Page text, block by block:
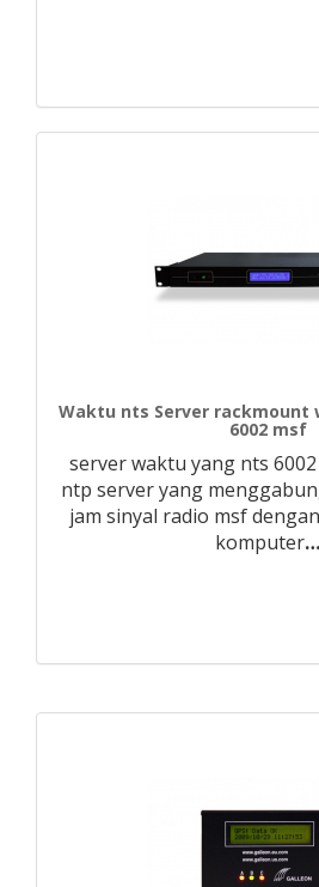
Waktu nts Server rackmount
6002 msf
server waktu yang nts
ntp server yang
jam sinyal radio msf
komputer…